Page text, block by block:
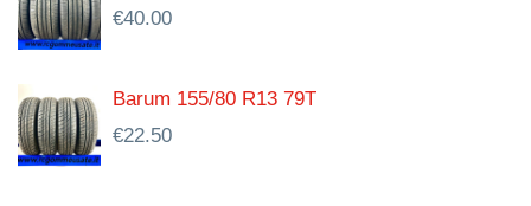
€40.00
Barum 155/80 R13 79T
€22.50